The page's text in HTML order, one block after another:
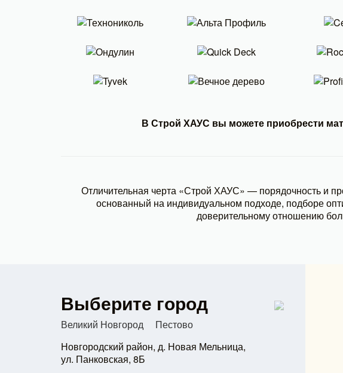
В Строй ХАУС вы можете приобрести
Отличительная черта «Строй ХАУС» — порядочность и
основанный на индивидуальном подходе, подборе
доверительному отношению
Выберите город
Великий Новгород
Пестово
Новгородский район, д. Новая Мельница,
ул. Панковская, 8Б